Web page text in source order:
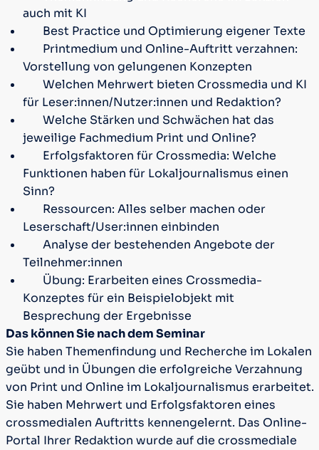
auch mit KI
Best Practice und Optimierung eigener Texte
Printmedium und Online-Auftritt verzahnen:
Vorstellung von gelungenen Konzepten
Welchen Mehrwert bieten Crossmedia und KI
für Leser:innen/Nutzer:innen und Redaktion?
Welche Stärken und Schwächen hat das
jeweilige Fachmedium Print und Online?
Erfolgsfaktoren für Crossmedia: Welche
Funktionen haben für Lokaljournalismus einen
Sinn?
Ressourcen: Alles selber machen oder
Leserschaft/User:innen einbinden
Analyse der bestehenden Angebote der
Teilnehmer:innen
Übung: Erarbeiten eines Crossmedia-
Konzeptes für ein Beispielobjekt mit
Besprechung der Ergebnisse
Das können Sie nach dem Seminar
Sie haben Themenfindung und Recherche im Lokalen
geübt und in Übungen die erfolgreiche Verzahnung
von Print und Online im Lokaljournalismus erarbeitet.
Sie haben Mehrwert und Erfolgsfaktoren eines
crossmedialen Auftritts kennengelernt. Das Online-
Portal Ihrer Redaktion wurde auf die crossmediale